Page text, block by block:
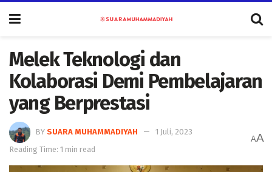
Melek Teknologi dan
Kolaborasi Demi Pembelajaran
yang Berprestasi
BY SUARA MUHAMMADIYAH
1 Juli, 2023
Reading Time: 1 min read
AA